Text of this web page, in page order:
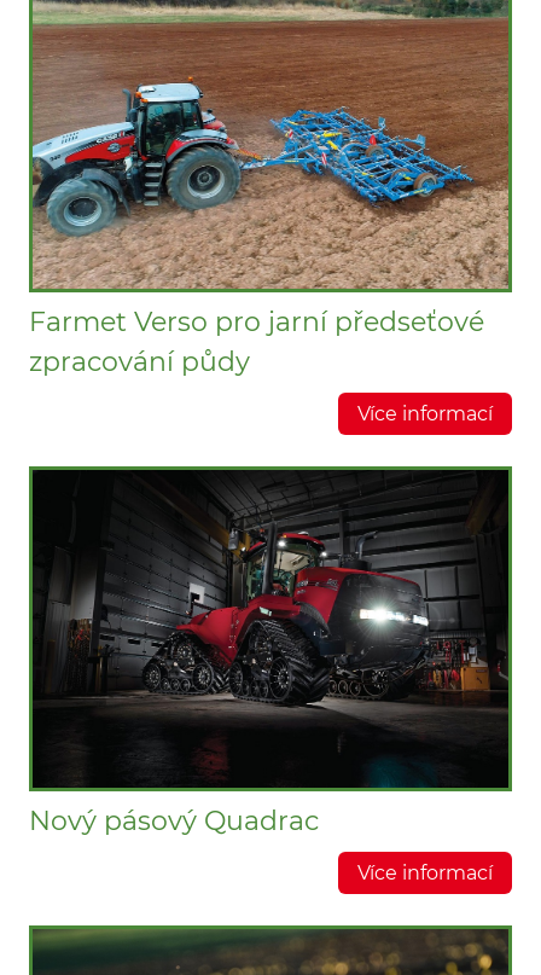
Farmet Verso pro jarní předseťové
zpracování půdy
Více informací
Nový pásový Quadrac
Více informací